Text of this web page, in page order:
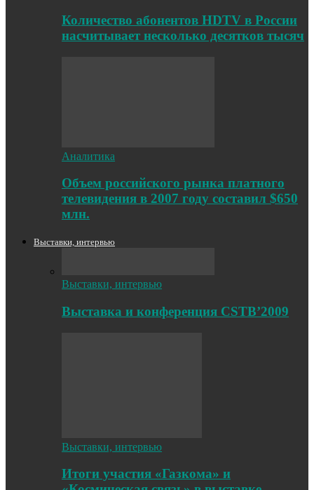
Количество абонентов HDTV в России
насчитывает несколько десятков тысяч
Аналитика
Объем российского рынка платного
телевидения в 2007 году составил $650
млн.
Выставки, интервью
Выставки, интервью
Выставка и конференция CSTB’2009
Выставки, интервью
Итоги участия «Газкома» и